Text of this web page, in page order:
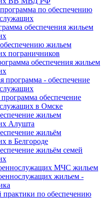
по обеспечению
обеспечения жильем
жильем
пограничников
обеспечения жильем
программа - обеспечение
обеспечение
в Омске
жильем
Алушта
жильём
в Белгороде
жильём семей
МЧС жильем
жильем -
практики по обеспечению